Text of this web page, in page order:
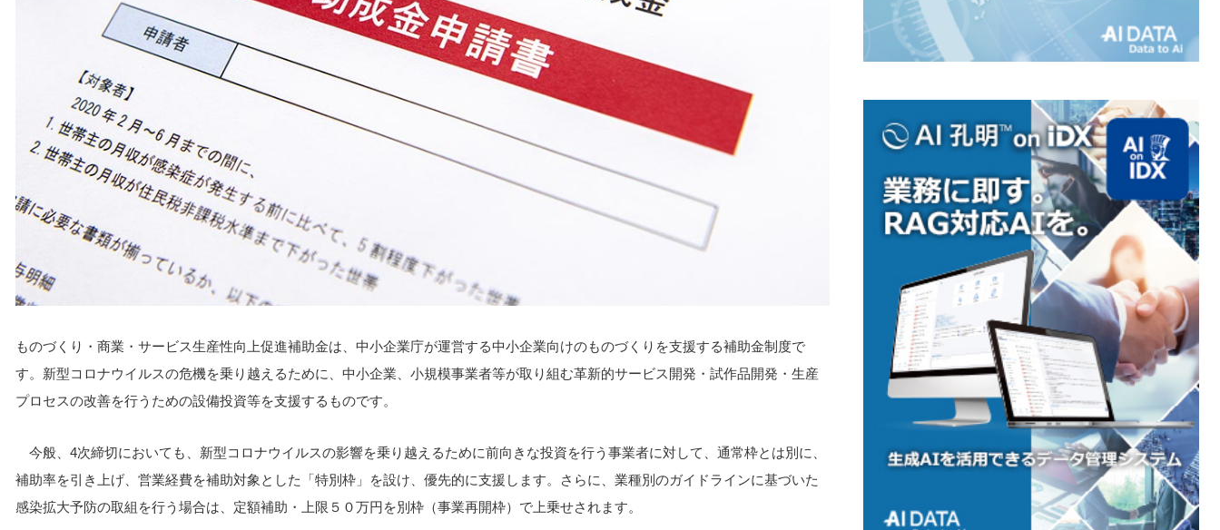
ものづくり・商業・サービス生産性向上促進補助金は、中小企業庁が運営する中小企業向けのものづくりを支援する補助金制度で
す。新型コロナウイルスの危機を乗り越えるために、中小企業、小規模事業者等が取り組む革新的サービス開発・試作品開発・生産
プロセスの改善を行うための設備投資等を支援するものです。
今般、4次締切においても、新型コロナウイルスの影響を乗り越えるために前向きな投資を行う事業者に対して、通常枠とは別に、
補助率を引き上げ、営業経費を補助対象とした「特別枠」を設け、優先的に支援します。さらに、業種別のガイドラインに基づいた
感染拡大予防の取組を行う場合は、定額補助・上限５０万円を別枠（事業再開枠）で上乗せされます。